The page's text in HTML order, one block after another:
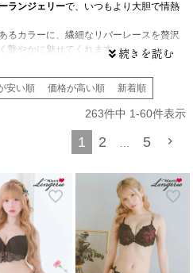
ランジェリーで、いつもより大胆で情熱
るカラーに、繊細なリバーレースを贅沢
艶やかに魅せてくれます。♪
ィスティックに強調。◎
させるディテールにこだわっているか
としてはもちろん、自分自身の自信
アスな魅力を纏えるシルエットで、忘れ
コレクションで、内に秘めた美しさを解放
安い順 価格が高い順 新着順
263件中 1-60件表示
1 2 … 5